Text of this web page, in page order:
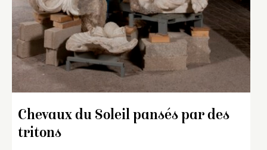
Chevaux du Soleil pansés par des
tritons